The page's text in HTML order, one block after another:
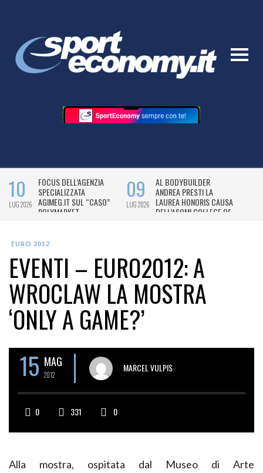
EURO 2012
EVENTI – EURO2012: A
WROCLAW LA MOSTRA
‘ONLY A GAME?’
15 MAG
2012
MARCEL VULPIS
0 331 0
Alla mostra, ospitata dal Museo di Arte